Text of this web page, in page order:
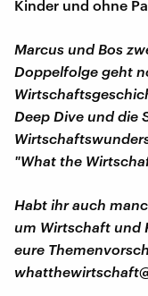
Kinder und ohne
Marcus und Bos
Doppelfolge geht
Deep Dive und die
"What the
Habt ihr auch
um Wirtschaft und
eure